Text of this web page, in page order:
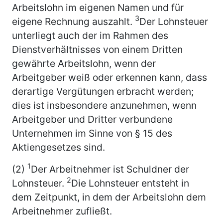
Arbeitslohn im eigenen Namen und für
eigene Rechnung auszahlt. 3Der Lohnsteuer
unterliegt auch der im Rahmen des
Dienstverhältnisses von einem Dritten
gewährte Arbeitslohn, wenn der
Arbeitgeber weiß oder erkennen kann, dass
derartige Vergütungen erbracht werden;
dies ist insbesondere anzunehmen, wenn
Arbeitgeber und Dritter verbundene
Unternehmen im Sinne von § 15 des
Aktiengesetzes sind.
(2) 1Der Arbeitnehmer ist Schuldner der
Lohnsteuer. 2Die Lohnsteuer entsteht in
dem Zeitpunkt, in dem der Arbeitslohn dem
Arbeitnehmer zufließt.